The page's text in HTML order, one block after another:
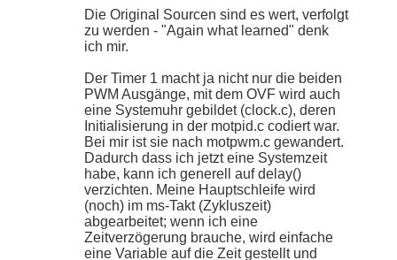
Die Original Sourcen sind es wert, verfolgt
zu werden - "Again what learned" denk
ich mir.
Der Timer 1 macht ja nicht nur die beiden
PWM Ausgänge, mit dem OVF wird auch
eine Systemuhr gebildet (clock.c), deren
Initialisierung in der motpid.c codiert war.
Bei mir ist sie nach motpwm.c gewandert.
Dadurch dass ich jetzt eine Systemzeit
habe, kann ich generell auf delay()
verzichten. Meine Hauptschleife wird
(noch) im ms-Takt (Zykluszeit)
abgearbeitet; wenn ich eine
Zeitverzögerung brauche, wird einfache
eine Variable auf die Zeit gestellt und